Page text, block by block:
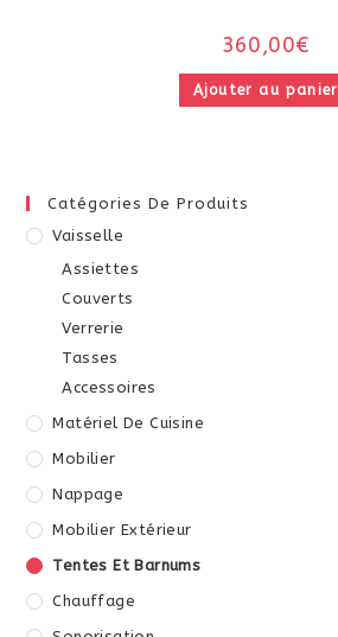
360,00€
Ajouter au panier
Catégories De Produits
Vaisselle
Assiettes
Couverts
Verrerie
Tasses
Accessoires
Matériel De Cuisine
Mobilier
Nappage
Mobilier Extérieur
Tentes Et Barnums
Chauffage